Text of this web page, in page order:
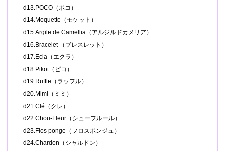
d13.POCO（ポコ）
d14.Moquette（モケット）
d15.Argile de Camellia（アルジルドカメリア）
d16.Bracelet （ブレスレット）
d17.Ecla（エクラ）
d18.Pikot（ピコ）
d19.Ruffle（ラッフル）
d20.Mimi（ミミ）
d21.Clé（クレ）
d22.Chou-Fleur（シューフルール）
d23.Flos ponge（フロスポンジュ）
d24.Chardon（シャルドン）